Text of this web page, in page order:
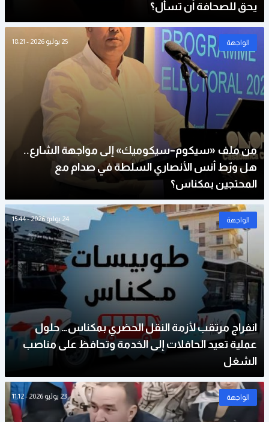
يحق للصحافة أن تسأل؟
الواجهة 25 يوليو 2026 - 18:21
من ملف «سيكوم–سيكوميك» إلى مواجهة الشارع..
هل ورّط أنس الأنصاري السلطة في صدام مع
المحتجين بمكناس؟
الواجهة 24 يوليو 2026 - 15:44
انفراج مرتقب لأزمة النقل الحضري بمكناس… حلول
عملية تعيد الحافلات إلى الخدمة وتحافظ على مناصب
الشغل
الواجهة 23 يوليو 2026 - 11:12